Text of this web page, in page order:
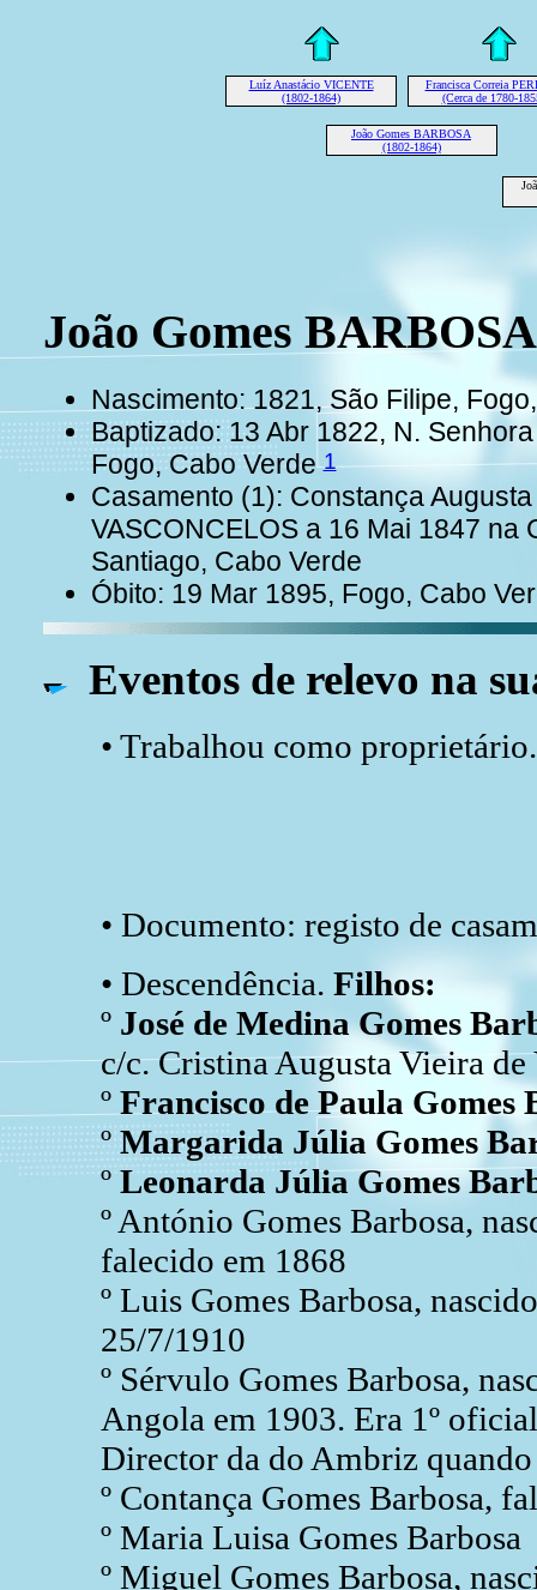
Luíz Anastácio VICENTE
(1802-1864)
Francisca Correia
(Cerca de 1780-
João Gomes BARBOSA
(1802-1864)
João Gomes
Nascimento: 1821, São Filipe,
Baptizado: 13 Abr 1822, N.
Fogo, Cabo Verde1
Casamento (1): Constança
VASCONCELOS a 16 Mai 1847 na
Santiago, Cabo Verde
Óbito: 19 Mar 1895, Fogo, Cabo
Eventos de relevo na
• Trabalhou como
• Documento: registo de
• Descendência. Filhos:
º José de Medina Gomes
c/c. Cristina Augusta Vieira de
º Francisco de Paula Gomes
ºMargarida Júlia Gomes
º Leonarda Júlia Gomes
º António Gomes Barbosa,
falecido em 1868
º Luis Gomes Barbosa,
25/7/1910
º Sérvulo Gomes Barbosa,
Angola em 1903. Era 1º
Director da do Ambriz
º Contança Gomes Barbosa,
º Maria Luisa Gomes Barbosa
º Miguel Gomes Barbosa,